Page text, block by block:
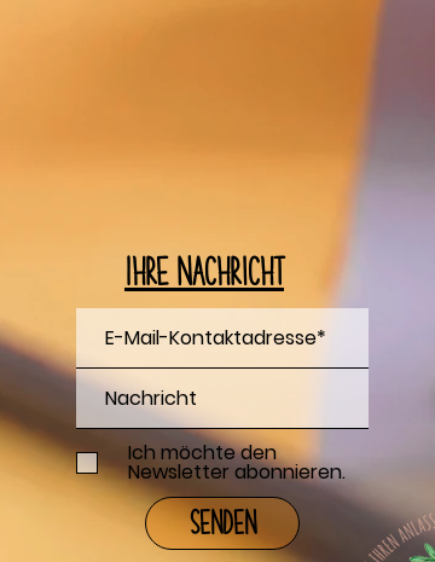
Ihre Nachricht
Ich möchte den
Newsletter abonnieren.
Senden